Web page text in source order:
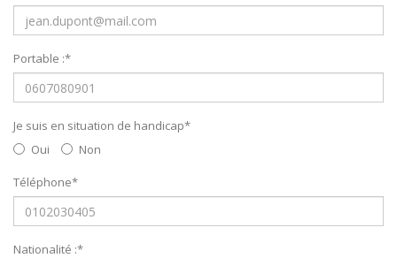
Portable :*
Je suis en situation de handicap*
Oui
Non
Téléphone*
Nationalité :*